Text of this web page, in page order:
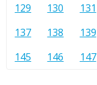
129
130 131
137
138 139
145
146 147